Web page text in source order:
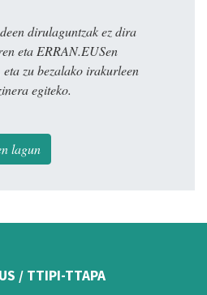
dirulaguntzak ez dira
eta ERRAN.EUSen
zu bezalako irakurleen
egiteko.
lagun
/ TTIPI-TTAPA